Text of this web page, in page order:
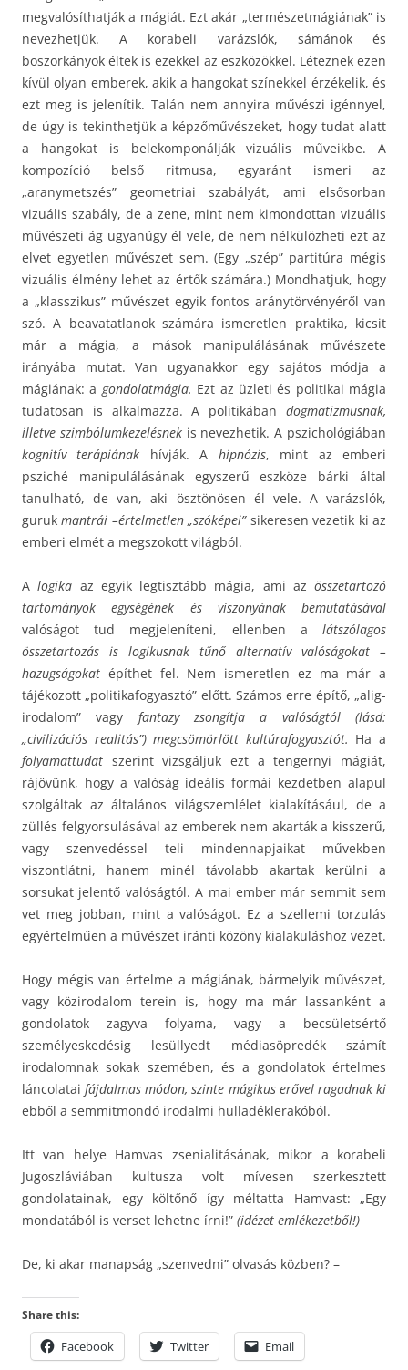
megvalósíthatják a mágiát. Ezt akár „természetmágiának” is
nevezhetjük. A korabeli varázslók, sámánok és
boszorkányok éltek is ezekkel az eszközökkel. Léteznek ezen
kívül olyan emberek, akik a hangokat színekkel érzékelik, és
ezt meg is jelenítik. Talán nem annyira művészi igénnyel,
de úgy is tekinthetjük a képzőművészeket, hogy tudat alatt
a hangokat is belekomponálják vizuális műveikbe. A
kompozíció belső ritmusa, egyaránt ismeri az
„aranymetszés” geometriai szabályát, ami elsősorban
vizuális szabály, de a zene, mint nem kimondottan vizuális
művészeti ág ugyanúgy él vele, de nem nélkülözheti ezt az
elvet egyetlen művészet sem. (Egy „szép” partitúra mégis
vizuális élmény lehet az értők számára.) Mondhatjuk, hogy
a „klasszikus” művészet egyik fontos aránytörvényéről van
szó. A beavatatlanok számára ismeretlen praktika, kicsit
már a mágia, a mások manipulálásának művészete
irányába mutat. Van ugyanakkor egy sajátos módja a
mágiának: a gondolatmágia. Ezt az üzleti és politikai mágia
tudatosan is alkalmazza. A politikában dogmatizmusnak,
illetve szimbólumkezelésnekis nevezhetik. A pszichológiában
kognitív terápiának hívják. A hipnózis, mint az emberi
psziché manipulálásának egyszerű eszköze bárki által
tanulható, de van, aki ösztönösen él vele. A varázslók,
gurukmantrái –értelmetlen „szóképei”sikeresen vezetik ki az
emberi elmét a megszokott világból.
Alogika az egyik legtisztább mágia, ami az összetartozó
tartományok egységének és viszonyának bemutatásával
valóságot tud megjeleníteni, ellenben a látszólagos
összetartozás is logikusnak tűnő alternatív valóságokat –
hazugságokat építhet fel. Nem ismeretlen ez ma már a
tájékozott „politikafogyasztó” előtt. Számos erre építő, „alig-
irodalom” vagy fantazy zsongítja a valóságtól (lásd:
„civilizációs realitás”) megcsömörlött kultúrafogyasztót. Ha a
folyamattudat szerint vizsgáljuk ezt a tengernyi mágiát,
rájövünk, hogy a valóság ideális formái kezdetben alapul
szolgáltak az általános világszemlélet kialakításául, de a
züllés felgyorsulásával az emberek nem akarták a kisszerű,
vagy szenvedéssel teli mindennapjaikat művekben
viszontlátni, hanem minél távolabb akartak kerülni a
sorsukat jelentő valóságtól. A mai ember már semmit sem
vet meg jobban, mint a valóságot. Ez a szellemi torzulás
egyértelműen a művészet iránti közöny kialakuláshoz vezet.
Hogy mégis van értelme a mágiának, bármelyik művészet,
vagy közirodalom terein is, hogy ma már lassanként a
gondolatok zagyva folyama, vagy a becsületsértő
személyeskedésig lesüllyedt médiasöpredék számít
irodalomnak sokak szemében, és a gondolatok értelmes
láncolataifájdalmas módon, szinte mágikus erővel ragadnak ki
ebből a semmitmondó irodalmi hulladéklerakóból.
Itt van helye Hamvas zsenialitásának, mikor a korabeli
Jugoszláviában kultusza volt mívesen szerkesztett
gondolatainak, egy költőnő így méltatta Hamvast: „Egy
mondatából is verset lehetne írni!” (idézet emlékezetből!)
De, ki akar manapság „szenvedni” olvasás közben? –
Share this:
Facebook Twitter Email